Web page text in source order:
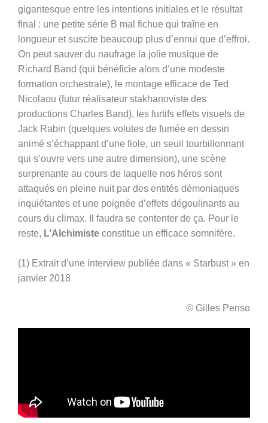
gigantesque entre les intentions initiales et le résultat
final : une petite série B mal fichue qui traîne en
longueur et suscite beaucoup plus d’ennui que d’effroi.
On peut sauver du naufrage la jolie musique de
Richard Band (qui bénéficie alors d’une modeste
formation orchestrale), le montage efficace de Ted
Nicolaou (futur réalisateur stakhanoviste des
productions Charles Band), les furtifs effets visuels de
Jack Rabin (quelques volutes de fumée en dessin
animé s’échappant d’une fiole, un seuil tourbillonnant
qui s’ouvre vers une autre dimension), une scène
surprenante au cours de laquelle nos héros sont
attaqués en pleine nuit par des entités démoniaques
inquiétantes et une poignée d’effets dégoulinants au
cours du climax. Il faudra se contenter de ça. Pour le
reste, L’Alchimiste constitue un efficace somnifère.
(1) Extrait d’une interview publiée dans « Starbust » en
janvier 2018
© Gilles Penso